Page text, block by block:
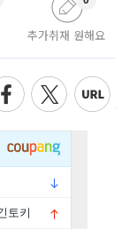
추가취재 원해요